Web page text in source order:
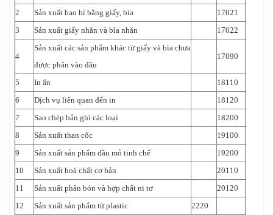
2 Sản xuất bao bì bằng giấy, bìa
17021
3
Sản xuất giấy nhăn và bìa nhăn 17022
4
Sản xuất các sản phẩm khác từ giấy và bìa chưa
được phân vào đâu
17090
5 In ấn
18110
6
Dịch vụ liên quan đến in
18120
7
Sao chép bản ghi các loại
18200
8
Sản xuất than cốc
19100
9
Sản xuất sản phẩm dầu mỏ tinh chế
19200
10
Sản xuất hoá chất cơ bản
20110
11
Sản xuất phân bón và hợp chất ni tơ
20120
12
Sản xuất sản phẩm từ plastic
2220